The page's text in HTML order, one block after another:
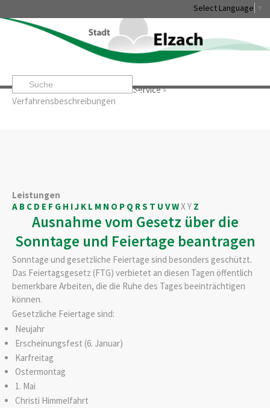
Select Language
Startseite» »Service»
Verfahrensbeschreibungen
Leben & Erleben Rathaus & Service
Leistungen
A B C D E F G H IJ K L M N O P Q RS T U VWXY Z
Ausnahme vom Gesetz über die
Sonntage und Feiertage beantragen
Sonntage und gesetzliche Feiertage sind besonders geschützt.
Das Feiertagsgesetz (FTG) verbietet an diesen Tagen öffentlich
bemerkbare Arbeiten, die die Ruhe des Tages beeinträchtigen
können.
Gesetzliche Feiertage sind:
Neujahr
Erscheinungsfest (6. Januar)
Karfreitag
Ostermontag
1. Mai
Christi Himmelfahrt